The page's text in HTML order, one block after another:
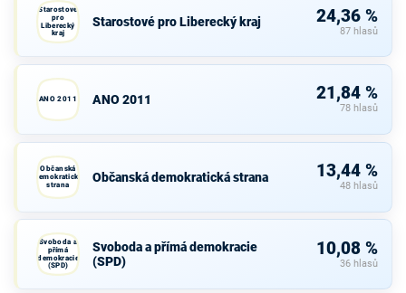
Starostové
pro
Liberecký
kraj
Starostové pro Liberecký kraj 24,36 %
87 hlasů
ANO 2011 ANO 2011 21,84 %
78 hlasů
Občanská
demokratická
strana
Občanská demokratická strana 13,44 %
48 hlasů
Svoboda a
přímá
demokracie
(SPD)
Svoboda a přímá demokracie
(SPD)
10,08 %
36 hlasů